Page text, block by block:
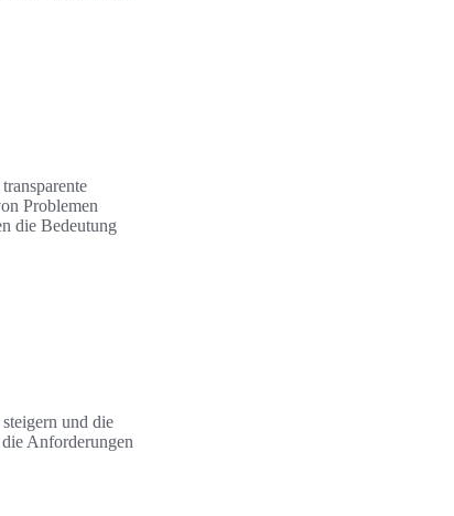
Problemen
die Bedeutung
und die
Anforderungen